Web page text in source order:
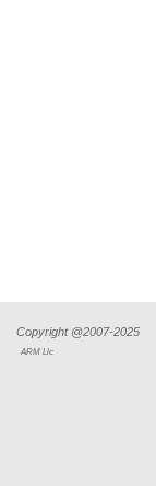
Copyright @2007-2025
ARM Llc